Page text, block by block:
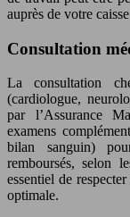
auprès de votre
Consultation
La consultation
(cardiologue,
par l’Assurance
examens
bilan sanguin)
remboursés, selon
essentiel de
optimale.